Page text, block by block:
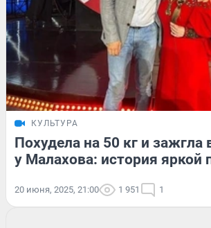
КУЛЬТУРА
Похудела на 50 кг и зажгла
у Малахова: история яркой
20 июня, 2025, 21:00 1 951 1